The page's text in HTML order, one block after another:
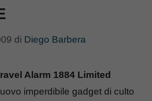
di Diego Barbera
Alarm 1884 Limited
imperdibile gadget di culto